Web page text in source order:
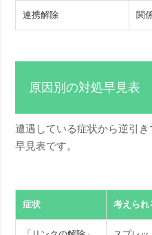
連携解除 関
原因別の対処早見表
遭遇している症状から逆引
早見表です。
症状 考えられ